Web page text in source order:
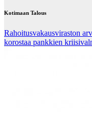
Kotimaan Talous
Rahoitusvakausviraston
korostaa pankkien